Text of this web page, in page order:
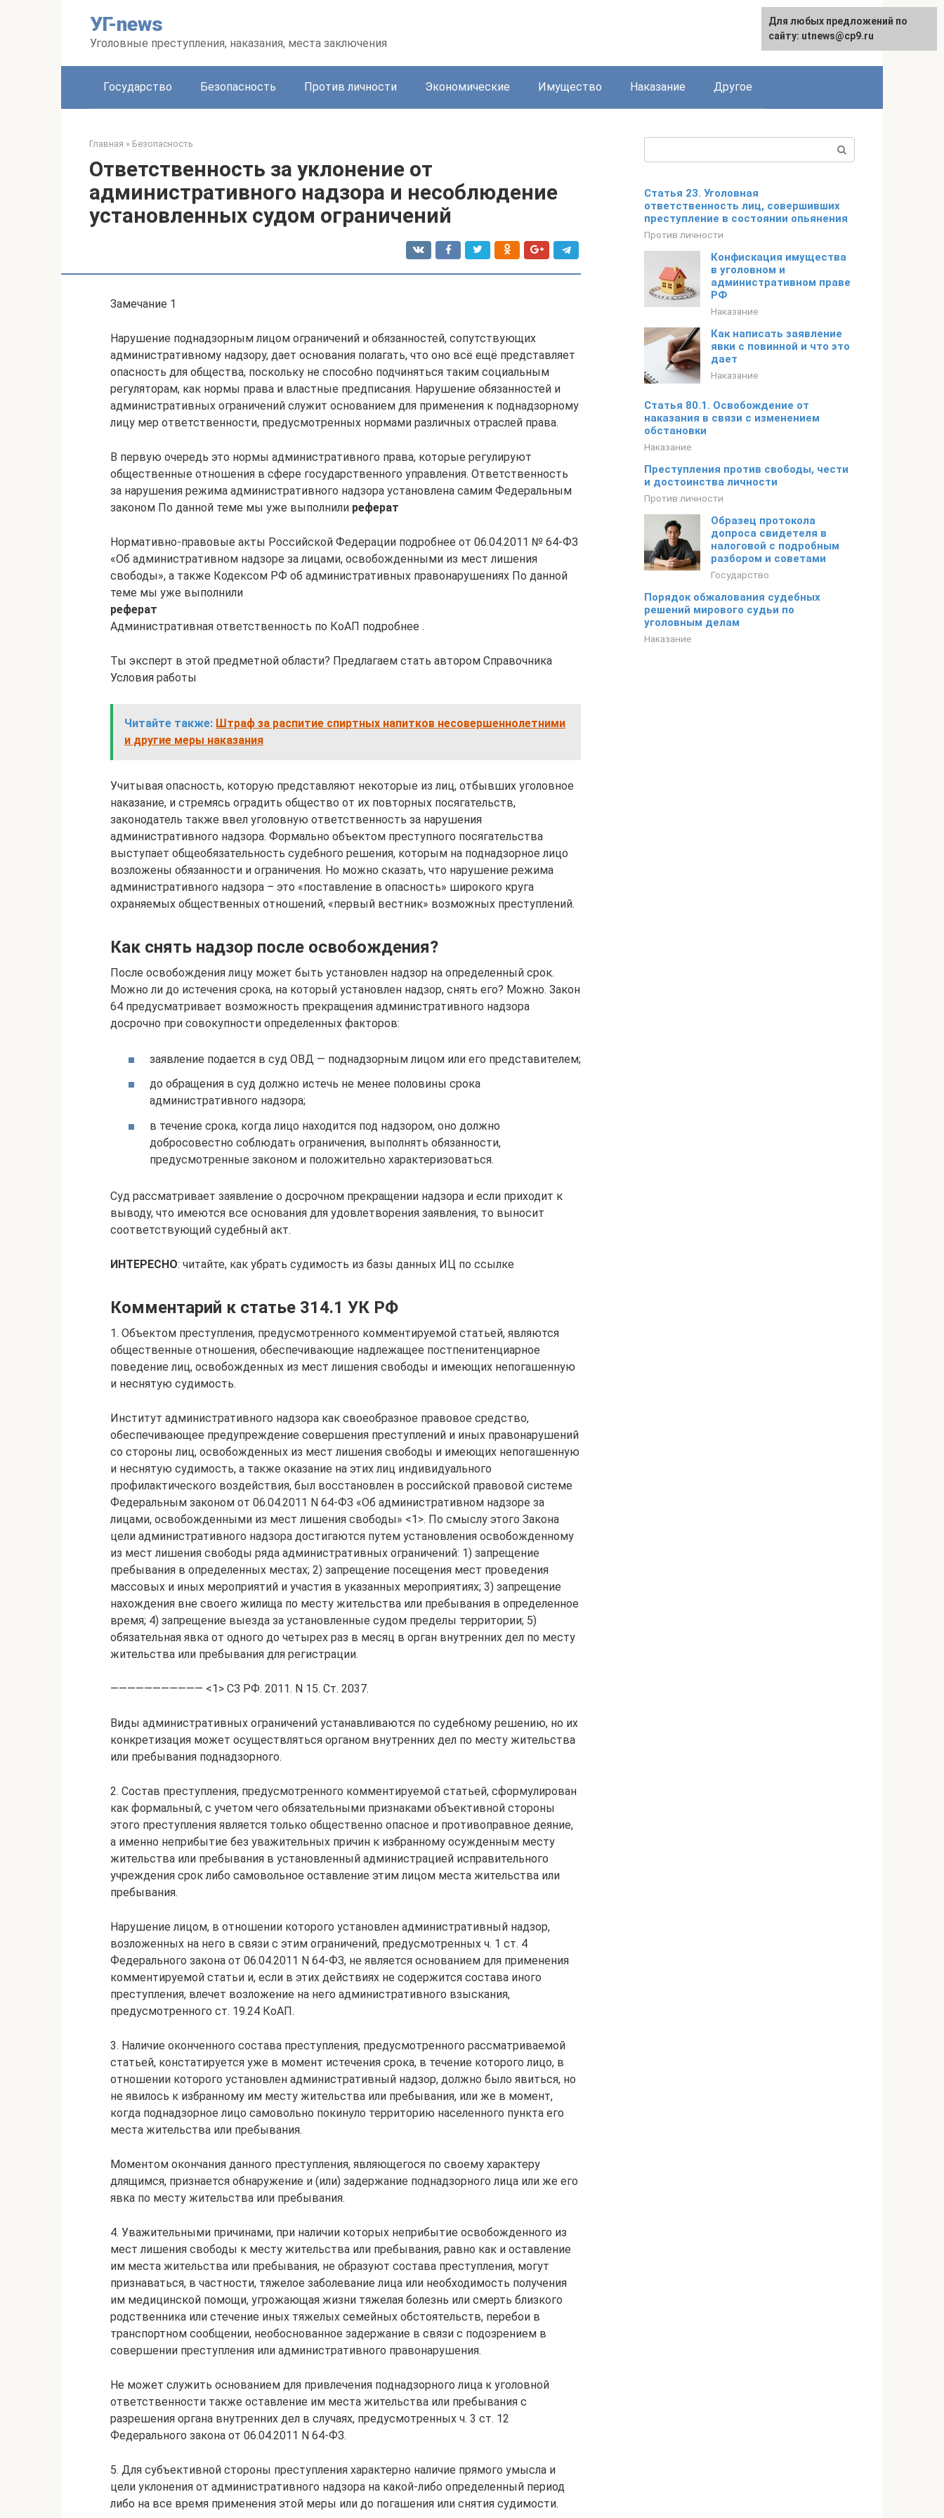
УГ-news
Уголовные преступления, наказания, места заключения
Государство Безопасность Против личности Экономические Имущество Наказание Другое
Главная » Безопасность
Ответственность за уклонение от
административного надзора и несоблюдение
установленных судом ограничений
Замечание 1
Нарушение поднадзорным лицом ограничений и обязанностей, сопутствующих
административному надзору, дает основания полагать, что оно всё ещё представляет
опасность для общества, поскольку не способно подчиняться таким социальным
регуляторам, как нормы права и властные предписания. Нарушение обязанностей и
административных ограничений служит основанием для применения к поднадзорному
лицу мер ответственности, предусмотренных нормами различных отраслей права.
В первую очередь это нормы административного права, которые регулируют
общественные отношения в сфере государственного управления. Ответственность
за нарушения режима административного надзора установлена самим Федеральным
законом По данной теме мы уже выполнили реферат
Нормативно-правовые акты Российской Федерации подробнее от 06.04.2011 № 64-ФЗ
«Об административном надзоре за лицами, освобожденными из мест лишения
свободы», а также Кодексом РФ об административных правонарушениях По данной
теме мы уже выполнили
реферат
Административная ответственность по КоАП подробнее .
Ты эксперт в этой предметной области? Предлагаем стать автором Справочника
Условия работы
Читайте также: Штраф за распитие спиртных напитков несовершеннолетними
и другие меры наказания
Учитывая опасность, которую представляют некоторые из лиц, отбывших уголовное
наказание, и стремясь оградить общество от их повторных посягательств,
законодатель также ввел уголовную ответственность за нарушения
административного надзора. Формально объектом преступного посягательства
выступает общеобязательность судебного решения, которым на поднадзорное лицо
возложены обязанности и ограничения. Но можно сказать, что нарушение режима
административного надзора – это «поставление в опасность» широкого круга
охраняемых общественных отношений, «первый вестник» возможных преступлений.
Как снять надзор после освобождения?
После освобождения лицу может быть установлен надзор на определенный срок.
Можно ли до истечения срока, на который установлен надзор, снять его? Можно. Закон
64 предусматривает возможность прекращения административного надзора
досрочно при совокупности определенных факторов:
заявление подается в суд ОВД — поднадзорным лицом или его представителем;
до обращения в суд должно истечь не менее половины срока
административного надзора;
в течение срока, когда лицо находится под надзором, оно должно
добросовестно соблюдать ограничения, выполнять обязанности,
предусмотренные законом и положительно характеризоваться.
Суд рассматривает заявление о досрочном прекращении надзора и если приходит к
выводу, что имеются все основания для удовлетворения заявления, то выносит
соответствующий судебный акт.
ИНТЕРЕСНО: читайте, как убрать судимость из базы данных ИЦ по ссылке
Комментарий к статье 314.1 УК РФ
1. Объектом преступления, предусмотренного комментируемой статьей, являются
общественные отношения, обеспечивающие надлежащее постпенитенциарное
поведение лиц, освобожденных из мест лишения свободы и имеющих непогашенную
и неснятую судимость.
Институт административного надзора как своеобразное правовое средство,
обеспечивающее предупреждение совершения преступлений и иных правонарушений
со стороны лиц, освобожденных из мест лишения свободы и имеющих непогашенную
и неснятую судимость, а также оказание на этих лиц индивидуального
профилактического воздействия, был восстановлен в российской правовой системе
Федеральным законом от 06.04.2011 N 64-ФЗ «Об административном надзоре за
лицами, освобожденными из мест лишения свободы» <1>. По смыслу этого Закона
цели административного надзора достигаются путем установления освобожденному
из мест лишения свободы ряда административных ограничений: 1) запрещение
пребывания в определенных местах; 2) запрещение посещения мест проведения
массовых и иных мероприятий и участия в указанных мероприятиях; 3) запрещение
нахождения вне своего жилища по месту жительства или пребывания в определенное
время; 4) запрещение выезда за установленные судом пределы территории; 5)
обязательная явка от одного до четырех раз в месяц в орган внутренних дел по месту
жительства или пребывания для регистрации.
——————————— <1> СЗ РФ. 2011. N 15. Ст. 2037.
Виды административных ограничений устанавливаются по судебному решению, но их
конкретизация может осуществляться органом внутренних дел по месту жительства
или пребывания поднадзорного.
2. Состав преступления, предусмотренного комментируемой статьей, сформулирован
как формальный, с учетом чего обязательными признаками объективной стороны
этого преступления является только общественно опасное и противоправное деяние,
а именно неприбытие без уважительных причин к избранному осужденным месту
жительства или пребывания в установленный администрацией исправительного
учреждения срок либо самовольное оставление этим лицом места жительства или
пребывания.
Нарушение лицом, в отношении которого установлен административный надзор,
возложенных на него в связи с этим ограничений, предусмотренных ч. 1 ст. 4
Федерального закона от 06.04.2011 N 64-ФЗ, не является основанием для применения
комментируемой статьи и, если в этих действиях не содержится состава иного
преступления, влечет возложение на него административного взыскания,
предусмотренного ст. 19.24 КоАП.
3. Наличие оконченного состава преступления, предусмотренного рассматриваемой
статьей, констатируется уже в момент истечения срока, в течение которого лицо, в
отношении которого установлен административный надзор, должно было явиться, но
не явилось к избранному им месту жительства или пребывания, или же в момент,
когда поднадзорное лицо самовольно покинуло территорию населенного пункта его
места жительства или пребывания.
Моментом окончания данного преступления, являющегося по своему характеру
длящимся, признается обнаружение и (или) задержание поднадзорного лица или же его
явка по месту жительства или пребывания.
4. Уважительными причинами, при наличии которых неприбытие освобожденного из
мест лишения свободы к месту жительства или пребывания, равно как и оставление
им места жительства или пребывания, не образуют состава преступления, могут
признаваться, в частности, тяжелое заболевание лица или необходимость получения
им медицинской помощи, угрожающая жизни тяжелая болезнь или смерть близкого
родственника или стечение иных тяжелых семейных обстоятельств, перебои в
транспортном сообщении, необоснованное задержание в связи с подозрением в
совершении преступления или административного правонарушения.
Не может служить основанием для привлечения поднадзорного лица к уголовной
ответственности также оставление им места жительства или пребывания с
разрешения органа внутренних дел в случаях, предусмотренных ч. 3 ст. 12
Федерального закона от 06.04.2011 N 64-ФЗ.
5. Для субъективной стороны преступления характерно наличие прямого умысла и
цели уклонения от административного надзора на какой-либо определенный период
либо на все время применения этой меры или до погашения или снятия судимости.
Статья 23. Уголовная
ответственность лиц, совершивших
преступление в состоянии опьянения
Против личности
Конфискация имущества
в уголовном и
административном праве
РФ
Наказание
Как написать заявление
явки с повинной и что это
дает
Наказание
Статья 80.1. Освобождение от
наказания в связи с изменением
обстановки
Наказание
Преступления против свободы, чести
и достоинства личности
Против личности
Образец протокола
допроса свидетеля в
налоговой с подробным
разбором и советами
Государство
Порядок обжалования судебных
решений мирового судьи по
уголовным делам
Наказание
Для любых предложений по
сайту: utnews@cp9.ru